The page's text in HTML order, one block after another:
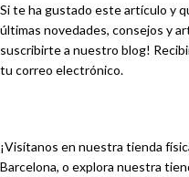
Si te ha gustado este artículo y
últimas novedades, consejos y
suscribirte a nuestro blog!
tu correo electrónico.
¡Visítanos en nuestra tienda
Barcelona, o explora nuestra